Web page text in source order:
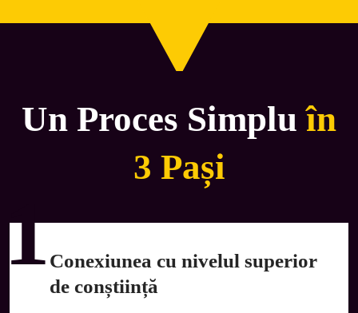
Un Proces Simpluîn
3 Pași
1Conexiunea cu nivelul superior
de conștiință